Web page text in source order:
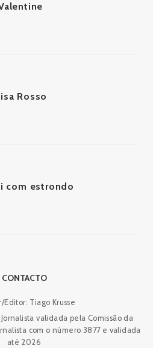
Rosso
com estrondo
CONTACTO
Editor: Tiago Krusse
validada pela Comissão da
com o número 3877 e validada
até 2026